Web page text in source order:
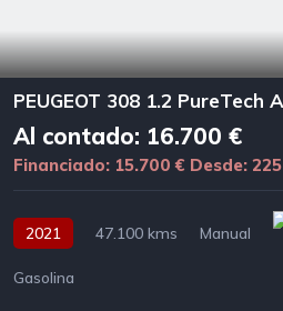
PEUGEOT 308 1.2 PureTech
Al contado: 16.700 €
Financiado: 15.700 € Desde:
2021 47.100 kms Manual
Gasolina